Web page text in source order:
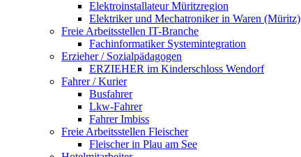
Elektroinstallateur Müritzregion
Elektriker und Mechatroniker in Waren (Müritz)
Freie Arbeitsstellen IT-Branche
Fachinformatiker Systemintegration
Erzieher / Sozialpädagogen
ERZIEHER im Kinderschloss Wendorf
Fahrer / Kurier
Busfahrer
Lkw-Fahrer
Fahrer Imbiss
Freie Arbeitsstellen Fleischer
Fleischer in Plau am See